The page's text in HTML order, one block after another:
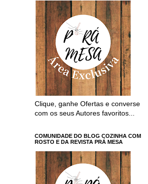
Clique, ganhe Ofertas e converse
com os seus Autores favoritos...
COMUNIDADE DO BLOG COZINHA COM
ROSTO E DA REVISTA PRÁ MESA